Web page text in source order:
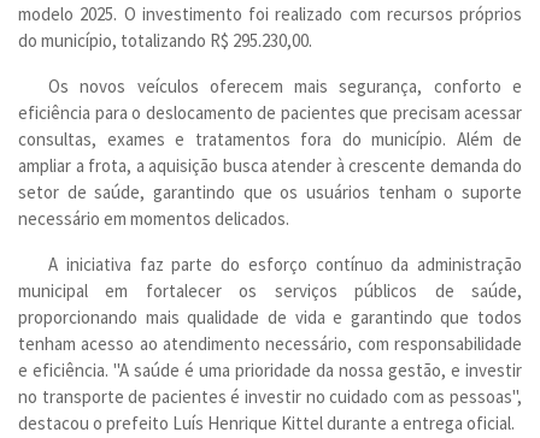
modelo 2025. O investimento foi realizado com recursos próprios
do município, totalizando R$ 295.230,00.
Os novos veículos oferecem mais segurança, conforto e
eficiência para o deslocamento de pacientes que precisam acessar
consultas, exames e tratamentos fora do município. Além de
ampliar a frota, a aquisição busca atender à crescente demanda do
setor de saúde, garantindo que os usuários tenham o suporte
necessário em momentos delicados.
A iniciativa faz parte do esforço contínuo da administração
municipal em fortalecer os serviços públicos de saúde,
proporcionando mais qualidade de vida e garantindo que todos
tenham acesso ao atendimento necessário, com responsabilidade
e eficiência. "A saúde é uma prioridade da nossa gestão, e investir
no transporte de pacientes é investir no cuidado com as pessoas",
destacou o prefeito Luís Henrique Kittel durante a entrega oficial.